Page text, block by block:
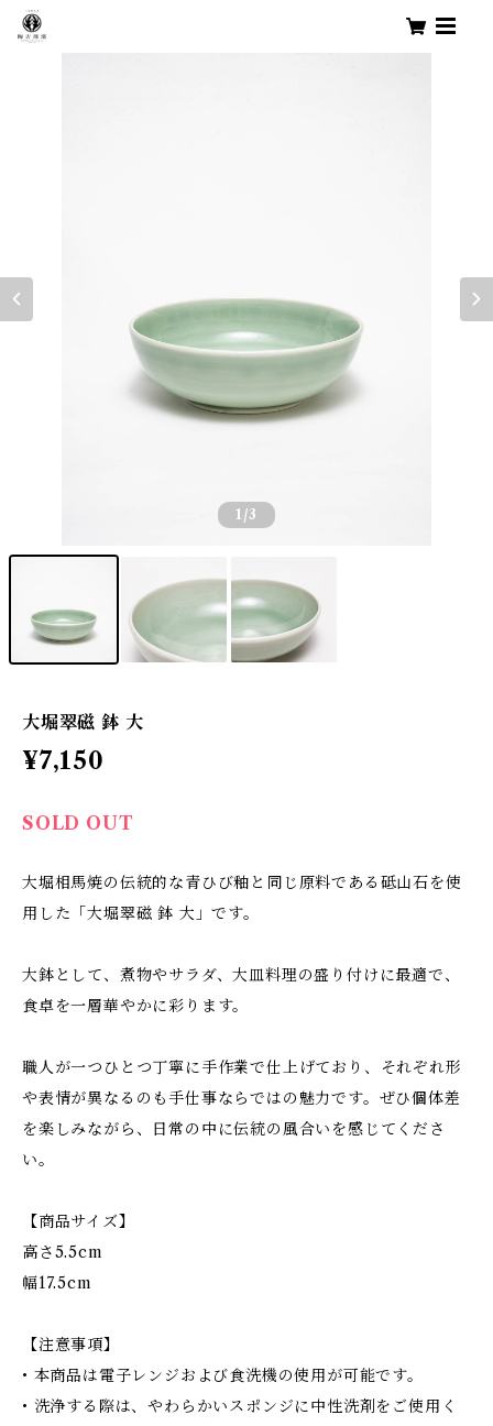
1 /3
大堀翠磁 鉢 大
¥7,150
SOLD OUT
大堀相馬焼の伝統的な青ひび釉と同じ原料である砥山石を使
用した「大堀翠磁 鉢 大」です。
大鉢として、煮物やサラダ、大皿料理の盛り付けに最適で、
食卓を一層華やかに彩ります。
職人が一つひとつ丁寧に手作業で仕上げており、それぞれ形
や表情が異なるのも手仕事ならではの魅力です。ぜひ個体差
を楽しみながら、日常の中に伝統の風合いを感じてくださ
い。
【商品サイズ】
高さ5.5cm
幅17.5cm
【注意事項】
• 本商品は電子レンジおよび食洗機の使用が可能です。
• 洗浄する際は、やわらかいスポンジに中性洗剤をご使用く